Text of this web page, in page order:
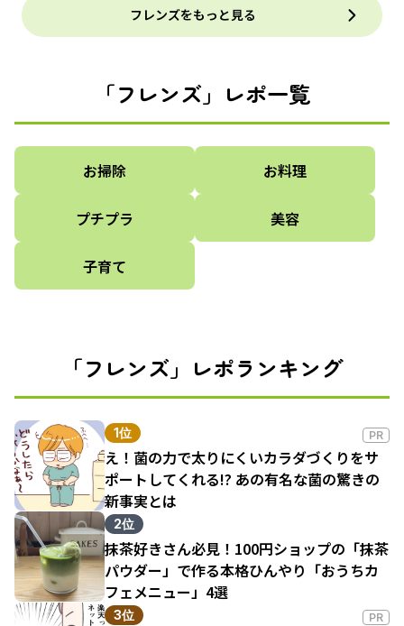
フレンズをもっと見る
「フレンズ」レポ一覧
お掃除 お料理
プチプラ 美容
子育て
「フレンズ」レポランキング
1位 PR
え！菌の力で太りにくいカラダづくりをサ
ポートしてくれる!? あの有名な菌の驚きの
新事実とは
2位
抹茶好きさん必見！100円ショップの「抹茶
パウダー」で作る本格ひんやり「おうちカ
フェメニュー」4選
3位 PR